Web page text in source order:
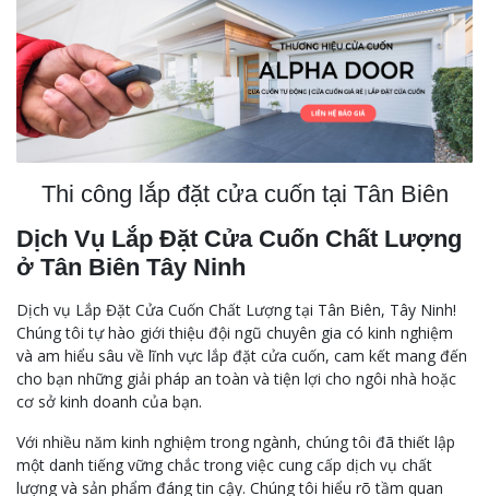
Thi công lắp đặt cửa cuốn tại Tân Biên
Dịch Vụ Lắp Đặt Cửa Cuốn Chất Lượng
ở Tân Biên Tây Ninh
Dịch vụ Lắp Đặt Cửa Cuốn Chất Lượng tại Tân Biên, Tây Ninh!
Chúng tôi tự hào giới thiệu đội ngũ chuyên gia có kinh nghiệm
và am hiểu sâu về lĩnh vực lắp đặt cửa cuốn, cam kết mang đến
cho bạn những giải pháp an toàn và tiện lợi cho ngôi nhà hoặc
cơ sở kinh doanh của bạn.
Với nhiều năm kinh nghiệm trong ngành, chúng tôi đã thiết lập
một danh tiếng vững chắc trong việc cung cấp dịch vụ chất
lượng và sản phẩm đáng tin cậy. Chúng tôi hiểu rõ tầm quan